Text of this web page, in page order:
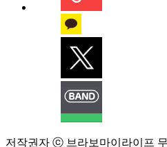
저작권자 ⓒ 브라보마이라이프